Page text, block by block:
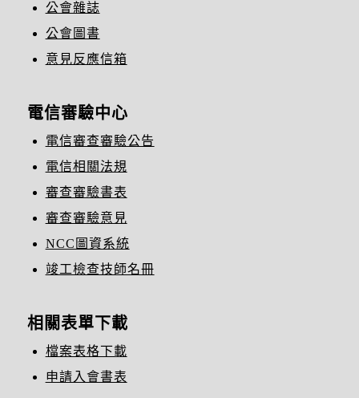
公會雜誌
公會圖書
意見反應信箱
電信審驗中心
電信審查審驗公告
電信相關法規
審查審驗書表
審查審驗意見
NCC圖資系統
竣工檢查技師名冊
相關表單下載
檔案表格下載
申請入會書表